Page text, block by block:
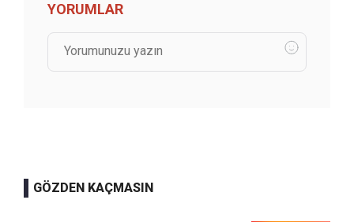
YORUMLAR
GÖZDEN KAÇMASIN